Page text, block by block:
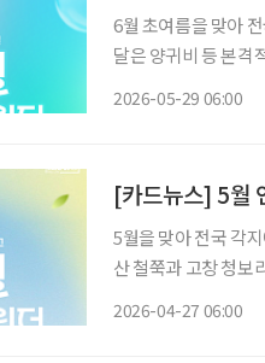
6월 초여름을 맞아
달은 양귀비 등 본격
2026-05-29 06:00
[카드뉴스] 5월
5월을 맞아 전국 각
산 철쭉과 고창 청보
2026-04-27 06:00